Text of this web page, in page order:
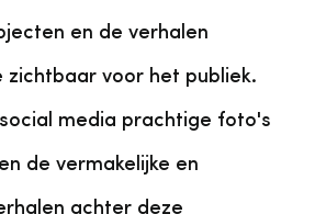
en de verhalen
zichtbaar voor het publiek.
media prachtige foto's
de vermakelijke en
achter deze